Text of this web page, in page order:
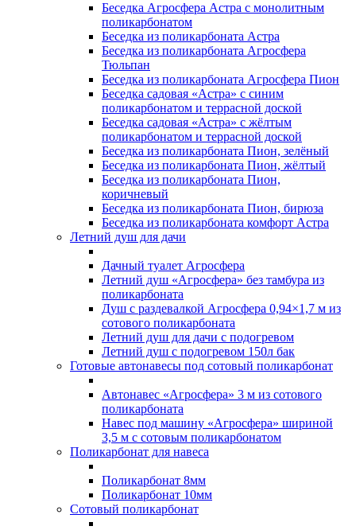
Беседка Агросфера Астра с монолитным
поликарбонатом
Беседка из поликарбоната Астра
Беседка из поликарбоната Агросфера
Тюльпан
Беседка из поликарбоната Агросфера Пион
Беседка садовая «Астра» с синим
поликарбонатом и террасной доской
Беседка садовая «Астра» с жёлтым
поликарбонатом и террасной доской
Беседка из поликарбоната Пион, зелёный
Беседка из поликарбоната Пион, жёлтый
Беседка из поликарбоната Пион,
коричневый
Беседка из поликарбоната Пион, бирюза
Беседка из поликарбоната комфорт Астра
Летний душ для дачи
Дачный туалет Агросфера
Летний душ «Агросфера» без тамбура из
поликарбоната
Душ с раздевалкой Агросфера 0,94×1,7 м из
сотового поликарбоната
Летний душ для дачи с подогревом
Летний душ с подогревом 150л бак
Готовые автонавесы под сотовый поликарбонат
Автонавес «Агросфера» 3 м из сотового
поликарбоната
Навес под машину «Агросфера» шириной
3,5 м с сотовым поликарбонатом
Поликарбонат для навеса
Поликарбонат 8мм
Поликарбонат 10мм
Сотовый поликарбонат